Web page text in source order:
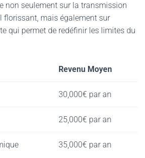
non seulement sur la transmission
florissant, mais également sur
qui permet de redéfinir les limites du
Revenu Moyen
30,000€ par an
25,000€ par an
35,000€ par an